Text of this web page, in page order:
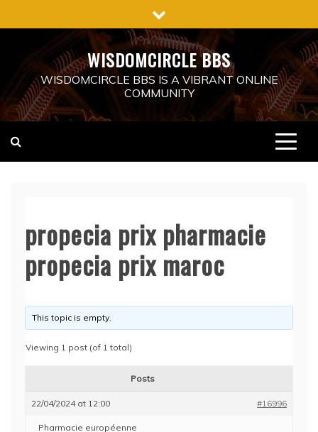
to
WISDOMCIRCLE BBS
WISDOMCIRCLE BBS IS A VIBRANT ONLINE
COMMUNITY
propecia prix pharmacie
propecia prix maroc
This topic is empty.
Viewing 1 post (of 1 total)
Posts
22/04/2024 at 12:00 #16996
Pharmacie européenne